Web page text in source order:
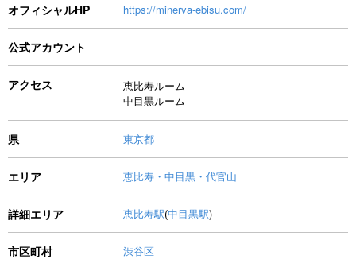
オフィシャルHP https://minerva-ebisu.com/
公式アカウント
アクセス
恵比寿ルーム
中目黒ルーム
県 東京都
エリア 恵比寿・中目黒・代官山
詳細エリア 恵比寿駅(中目黒駅)
市区町村 渋谷区